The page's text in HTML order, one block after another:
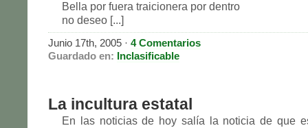
Bella por fuera traicionera por dentro
no deseo [...]
Junio 17th, 2005 · 4 Comentarios
Guardado en: Inclasificable
La incultura estatal
En las noticias de hoy salía la noticia de que